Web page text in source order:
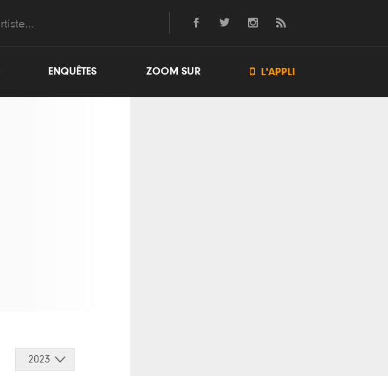
ENQUÊTES ZOOM SUR  L'APPLI
2023